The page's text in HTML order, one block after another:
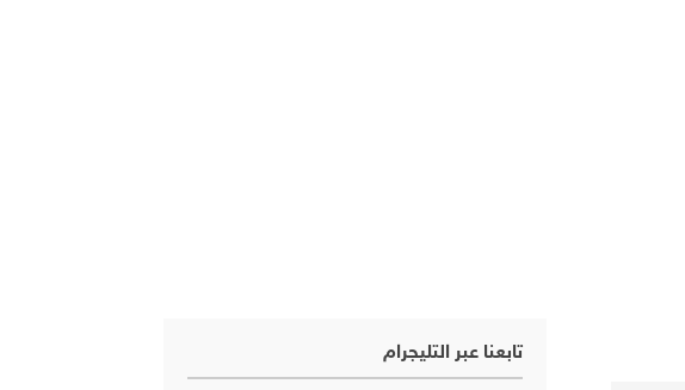
تابعنا عبر التليجرام